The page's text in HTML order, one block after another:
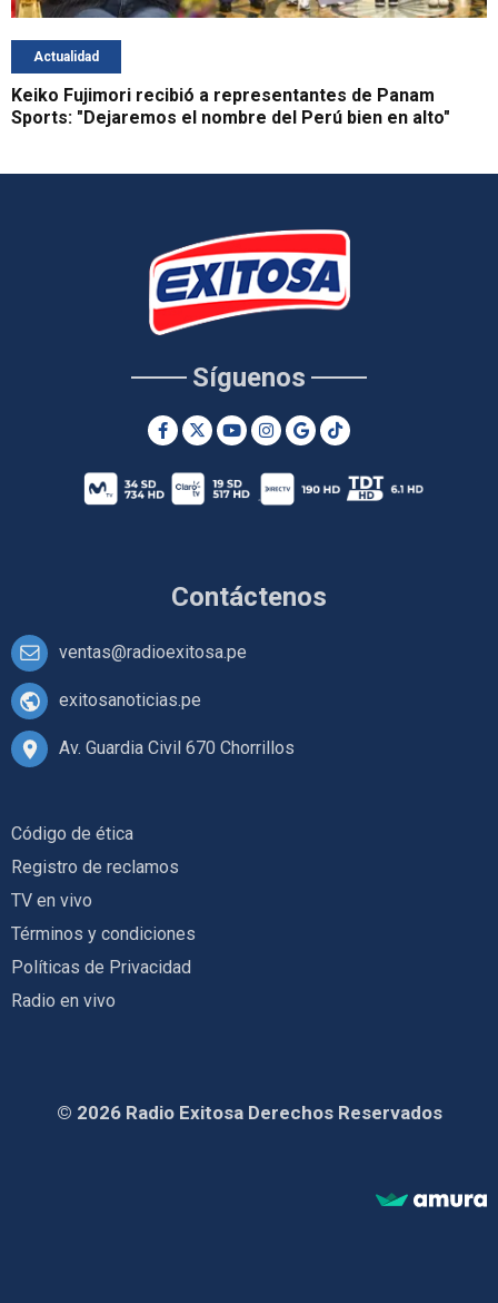
Actualidad
Keiko Fujimori recibió a representantes de Panam
Sports: "Dejaremos el nombre del Perú bien en alto"
Contáctenos
ventas@radioexitosa.pe
exitosanoticias.pe
Av. Guardia Civil 670 Chorrillos
Síguenos
Código de ética
Registro de reclamos
TV en vivo
Términos y condiciones
Políticas de Privacidad
Radio en vivo
© 2026 Radio Exitosa Derechos Reservados